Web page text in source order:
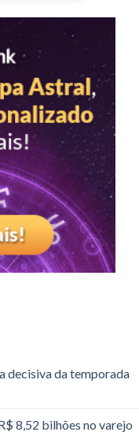
decisiva da temporada
8,52 bilhões no varejo